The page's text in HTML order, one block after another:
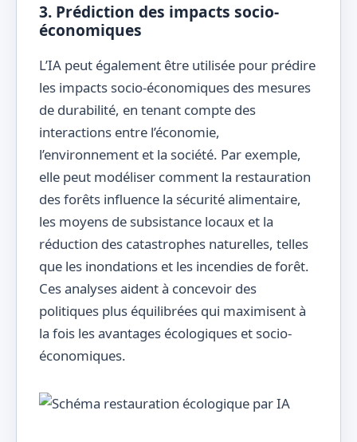
3. Prédiction des impacts socio-
économiques
L’IA peut également être utilisée pour prédire
les impacts socio-économiques des mesures
de durabilité, en tenant compte des
interactions entre l’économie,
l’environnement et la société. Par exemple,
elle peut modéliser comment la restauration
des forêts influence la sécurité alimentaire,
les moyens de subsistance locaux et la
réduction des catastrophes naturelles, telles
que les inondations et les incendies de forêt.
Ces analyses aident à concevoir des
politiques plus équilibrées qui maximisent à
la fois les avantages écologiques et socio-
économiques.